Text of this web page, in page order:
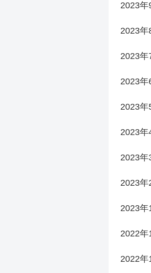
2023年
2023年
2023年
2023年
2023年
2023年
2023年
2023年
2023年
2022年
2022年